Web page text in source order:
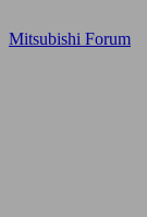
Mitsubishi Forum